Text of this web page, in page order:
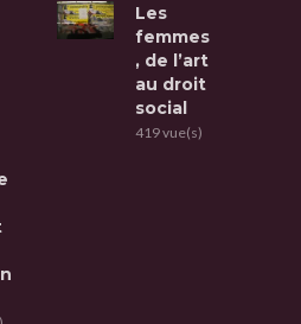
Les
femmes
, de l’art
au droit
social
419 vue(s)